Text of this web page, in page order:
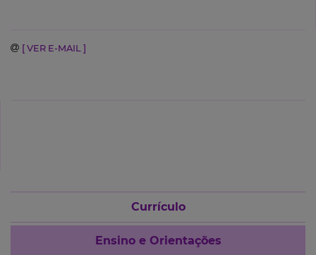
[ VER E-MAIL ]
Currículo
Ensino e Orientações